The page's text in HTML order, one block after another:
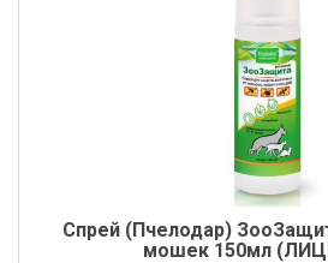
Спрей (Пчелодар)
мошек 150мл